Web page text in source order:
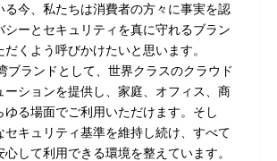
る今、私たちは消費者の方々に事実を認
シーとセキュリティを真に守れるブラン
だくよう呼びかけたいと思います。
ブランドとして、世界クラスのクラウド
ーションを提供し、家庭、オフィス、商
ゆる場面でご利用いただけます。そし
セキュリティ基準を維持し続け、すべて
して利用できる環境を整えています。